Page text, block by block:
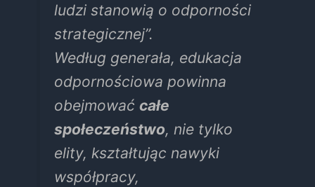
ludzi stanowią o odporności
strategicznej”.
Według generała, edukacja
odpornościowa powinna
obejmować całe
społeczeństwo, nie tylko
elity, kształtując nawyki
współpracy,